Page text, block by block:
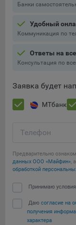
повторных
пользователей с
контента. Данные
выборе
выбранном
настраивать сайт.
Яндекс.Метрика,
использовал
улучшения.
сайта Общества
выявлять
сайта, а также
рекламы.
Банки
Удобный
Коммуникация по
Ответы на
Консультация по
Заявка будет
МТбанк
Телефон
Предварительно
данных ООО «Майфин»,
обработкой
Принимаю условия
Даю согласие на
получения
характера